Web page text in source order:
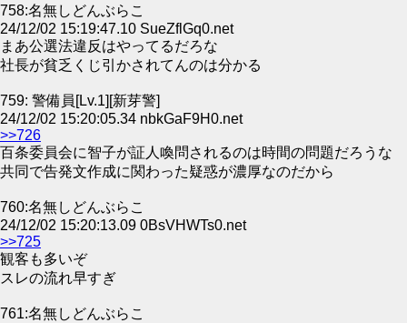
758:名無しどんぶらこ
24/12/02 15:19:47.10 SueZflGq0.net
まあ公選法違反はやってるだろな
社長が貧乏くじ引かされてんのは分かる
759: 警備員[Lv.1][新芽警]
24/12/02 15:20:05.34 nbkGaF9H0.net
>>726
百条委員会に智子が証人喚問されるのは時間の問題だろうな
共同で告発文作成に関わった疑惑が濃厚なのだから
760:名無しどんぶらこ
24/12/02 15:20:13.09 0BsVHWTs0.net
>>725
観客も多いぞ
スレの流れ早すぎ
761:名無しどんぶらこ